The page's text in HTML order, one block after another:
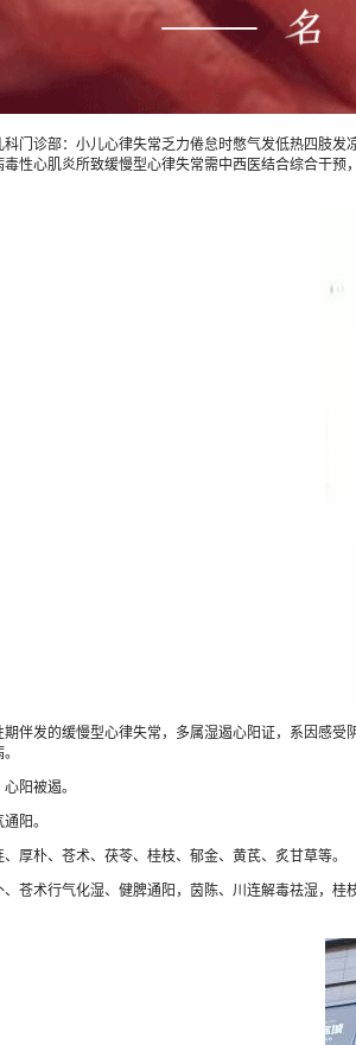
诊部：小儿心律失常乏力倦怠时憋气发低热四肢发
性心肌炎所致缓慢型心律失常需中西医结合综合干
发的缓慢型心律失常，多属湿遏心阳证，系因感受
阳被遏。
阳。
朴、苍术、茯苓、桂枝、郁金、黄芪、炙甘草等。
术行气化湿、健脾通阳，茵陈、川连解毒祛湿，桂